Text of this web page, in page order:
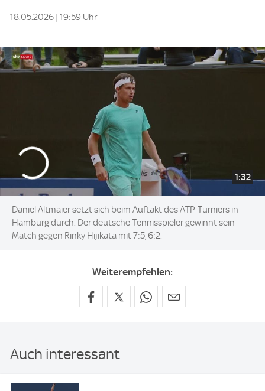
18.05.2026 | 19:59 Uhr
1:32
Daniel Altmaier setzt sich beim Auftakt des ATP-Turniers in
Hamburg durch. Der deutsche Tennisspieler gewinnt sein
Match gegen Rinky Hijikata mit 7:5, 6:2.
Weiterempfehlen:
Auch interessant